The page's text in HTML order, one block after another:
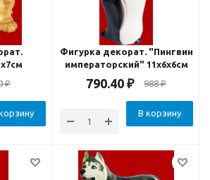
₽
Фигурка декорат. "Пингвин
императорский" 11x6x6см
790.40 ₽ 988₽
В корзину